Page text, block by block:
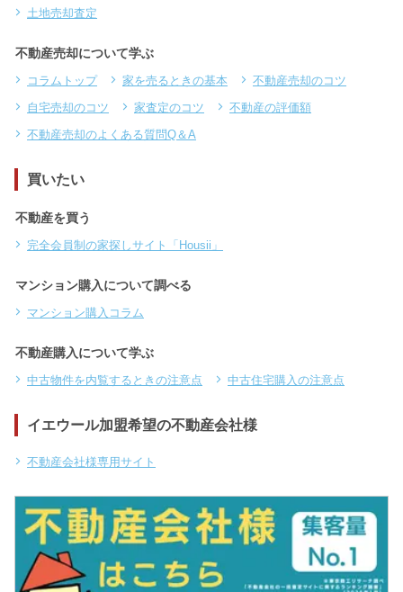
土地売却査定
不動産売却について学ぶ
コラムトップ 家を売るときの基本
不動産売却のコツ
自宅売却のコツ
家査定のコツ
不動産の評価額
不動産売却のよくある質問Q＆A
買いたい
不動産を買う
完全会員制の家探しサイト「Housii」
マンション購入について調べる
マンション購入コラム
不動産購入について学ぶ
中古物件を内覧するときの注意点 中古住宅購入の注意点
イエウール加盟希望の不動産会社様
不動産会社様専用サイト